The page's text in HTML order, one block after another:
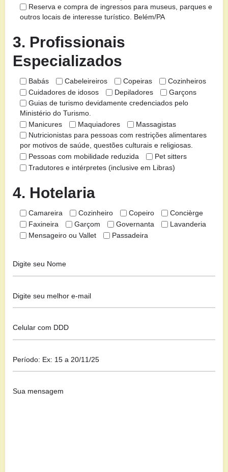
Reserva e compra de ingressos para museus, parques e
outros locais de interesse turístico. Belém/PA
3. Profissionais
Especializados
Babás Cabeleireiros Copeiras
Cozinheiros
Cuidadores de idosos
Depiladores
Garçons
Guias de turismo devidamente credenciados pelo
Ministério do Turismo.
Manicures
Maquiadores
Massagistas
Nutricionistas para pessoas com restrições alimentares
por motivos de saúde, questões culturais e religiosas.
Pessoas com mobilidade reduzida
Pet sitters
Tradutores e intérpretes (inclusive em Libras)
4. Hotelaria
Camareira Cozinheiro Copeiro
Concièrge
Faxineira
Garçom Governanta
Lavanderia
Mensageiro ou Vallet
Passadeira